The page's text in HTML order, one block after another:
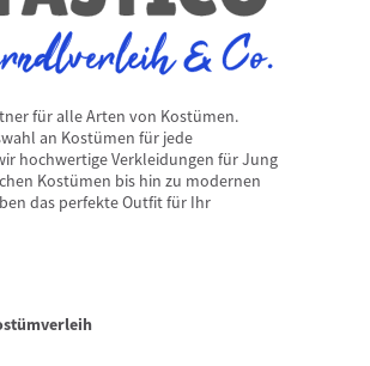
für alle Arten von Kostümen.
an Kostümen für jede
hochwertige Verkleidungen für Jung
Kostümen bis hin zu modernen
das perfekte Outfit für Ihr